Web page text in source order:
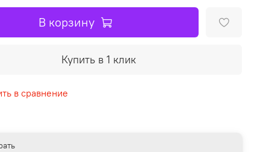
В корзину
Купить в 1 клик
в сравнение